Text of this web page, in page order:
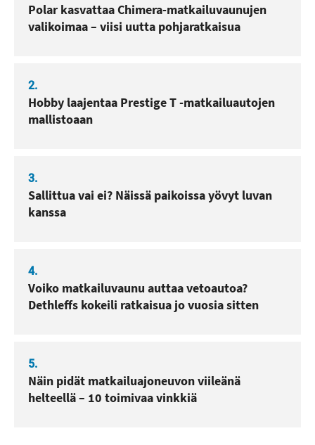
Polar kasvattaa Chimera-matkailuvaunujen
valikoimaa – viisi uutta pohjaratkaisua
2.
Hobby laajentaa Prestige T -matkailuautojen
mallistoaan
3.
Sallittua vai ei? Näissä paikoissa yövyt luvan
kanssa
4.
Voiko matkailuvaunu auttaa vetoautoa?
Dethleffs kokeili ratkaisua jo vuosia sitten
5.
Näin pidät matkailuajoneuvon viileänä
helteellä – 10 toimivaa vinkkiä